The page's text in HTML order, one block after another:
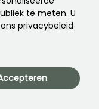
te meten. U
privacybeleid
kunt het privacybeleid en